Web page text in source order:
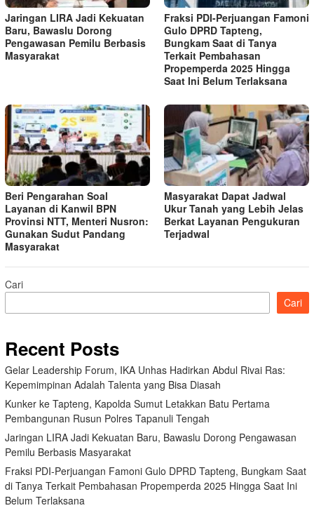
Jaringan LIRA Jadi Kekuatan
Baru, Bawaslu Dorong
Pengawasan Pemilu Berbasis
Masyarakat
Fraksi PDI-Perjuangan Famoni
Gulo DPRD Tapteng,
Bungkam Saat di Tanya
Terkait Pembahasan
Propemperda 2025 Hingga
Saat Ini Belum Terlaksana
Beri Pengarahan Soal
Layanan di Kanwil BPN
Provinsi NTT, Menteri Nusron:
Gunakan Sudut Pandang
Masyarakat
Masyarakat Dapat Jadwal
Ukur Tanah yang Lebih Jelas
Berkat Layanan Pengukuran
Terjadwal
Cari
Cari
Recent Posts
Gelar Leadership Forum, IKA Unhas Hadirkan Abdul Rivai Ras:
Kepemimpinan Adalah Talenta yang Bisa Diasah
Kunker ke Tapteng, Kapolda Sumut Letakkan Batu Pertama
Pembangunan Rusun Polres Tapanuli Tengah
Jaringan LIRA Jadi Kekuatan Baru, Bawaslu Dorong Pengawasan
Pemilu Berbasis Masyarakat
Fraksi PDI-Perjuangan Famoni Gulo DPRD Tapteng, Bungkam Saat
di Tanya Terkait Pembahasan Propemperda 2025 Hingga Saat Ini
Belum Terlaksana